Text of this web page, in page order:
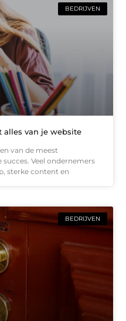
BEDRIJVEN
alles van je website
van de meest
Veel ondernemers
sterke content en
BEDRIJVEN